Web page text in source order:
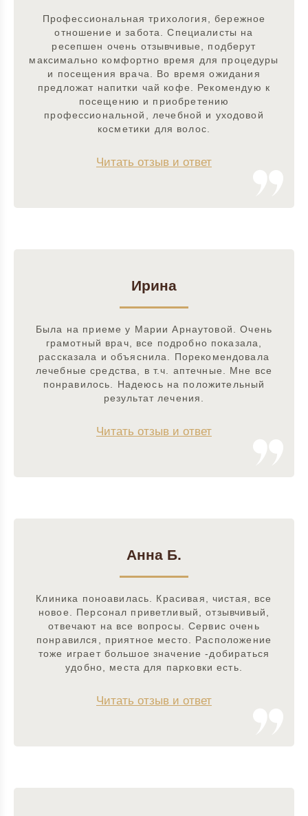
Профессиональная трихология, бережное
отношение и забота. Специалисты на
ресепшен очень отзывчивые, подберут
максимально комфортно время для процедуры
и посещения врача. Во время ожидания
предложат напитки чай кофе. Рекомендую к
посещению и приобретению
профессиональной, лечебной и уходовой
косметики для волос.
Читать отзыв и ответ
Ирина
Была на приеме у Марии Арнаутовой. Очень
грамотный врач, все подробно показала,
рассказала и объяснила. Порекомендовала
лечебные средства, в т.ч. аптечные. Мне все
понравилось. Надеюсь на положительный
результат лечения.
Читать отзыв и ответ
Анна Б.
Клиника поноавилась. Красивая, чистая, все
новое. Персонал приветливый, отзывчивый,
отвечают на все вопросы. Сервис очень
понравился, приятное место. Расположение
тоже играет большое значение -добираться
удобно, места для парковки есть.
Читать отзыв и ответ